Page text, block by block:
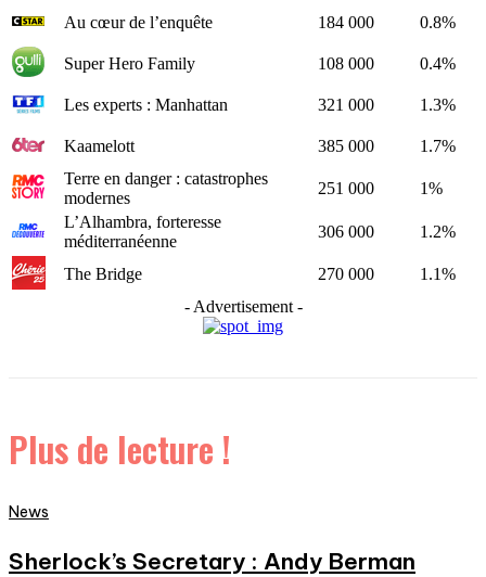
Au cœur de l’enquête 184 000 0.8%
Super Hero Family 108 000 0.4%
Les experts : Manhattan 321 000 1.3%
Kaamelott 385 000
1.7%
Terre en danger : catastrophes
modernes
251 000
1%
L’Alhambra, forteresse
méditerranéenne
306 000 1.2%
The Bridge 270 000
1.1%
- Advertisement -
Plus de lecture !
News
Sherlock’s Secretary : Andy Berman